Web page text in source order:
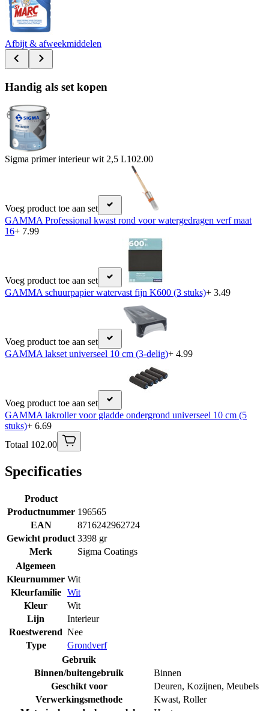
Afbijt & afweekmiddelen
Handig als set kopen
Sigma primer interieur wit 2,5 L102.00
Voeg product toe aan set
GAMMA Professional kwast rond voor watergedragen verf maat
16+ 7.99
Voeg product toe aan set
GAMMA schuurpapier watervast fijn K600 (3 stuks)+ 3.49
Voeg product toe aan set
GAMMA lakset universeel 10 cm (3-delig)+ 4.99
Voeg product toe aan set
GAMMA lakroller voor gladde ondergrond universeel 10 cm (5
stuks)+ 6.69
Totaal 102.00
Specificaties
Product
Productnummer 196565
EAN
8716242962724
Gewicht product 3398 gr
Merk
Sigma Coatings
Algemeen
Kleurnummer Wit
Kleurfamilie
Wit
Kleur
Wit
Lijn
Interieur
Roestwerend Nee
Type
Grondverf
Gebruik
Binnen/buitengebruik
Binnen
Geschikt voor
Deuren, Kozijnen, Meubels
Verwerkingsmethode
Kwast, Roller